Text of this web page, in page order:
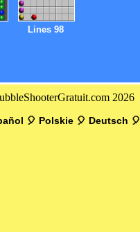
Lines 98
2026
🎈 Polskie 🎈 Deutsch 🎈